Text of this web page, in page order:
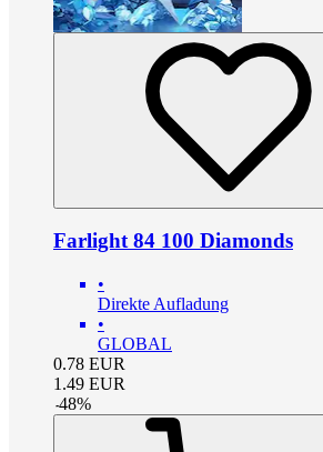
Farlight 84 100 Diamonds
•
Direkte Aufladung
•
GLOBAL
0.78 EUR
1.49 EUR
-48%